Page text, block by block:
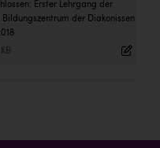
Erster Lehrgang der
der Diakonissen
KB